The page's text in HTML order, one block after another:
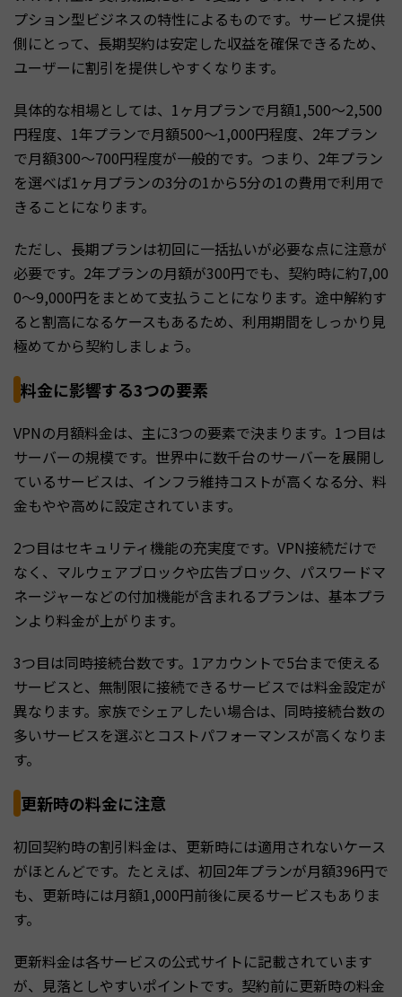
プション型ビジネスの特性によるものです。サービス提供
側にとって、長期契約は安定した収益を確保できるため、
ユーザーに割引を提供しやすくなります。
具体的な相場としては、1ヶ月プランで月額1,500〜2,500
円程度、1年プランで月額500〜1,000円程度、2年プラン
で月額300〜700円程度が一般的です。つまり、2年プラン
を選べば1ヶ月プランの3分の1から5分の1の費用で利用で
きることになります。
ただし、長期プランは初回に一括払いが必要な点に注意が
必要です。2年プランの月額が300円でも、契約時に約7,00
0〜9,000円をまとめて支払うことになります。途中解約す
ると割高になるケースもあるため、利用期間をしっかり見
極めてから契約しましょう。
料金に影響する3つの要素
VPNの月額料金は、主に3つの要素で決まります。1つ目は
サーバーの規模です。世界中に数千台のサーバーを展開し
ているサービスは、インフラ維持コストが高くなる分、料
金もやや高めに設定されています。
2つ目はセキュリティ機能の充実度です。VPN接続だけで
なく、マルウェアブロックや広告ブロック、パスワードマ
ネージャーなどの付加機能が含まれるプランは、基本プラ
ンより料金が上がります。
3つ目は同時接続台数です。1アカウントで5台まで使える
サービスと、無制限に接続できるサービスでは料金設定が
異なります。家族でシェアしたい場合は、同時接続台数の
多いサービスを選ぶとコストパフォーマンスが高くなりま
す。
更新時の料金に注意
初回契約時の割引料金は、更新時には適用されないケース
がほとんどです。たとえば、初回2年プランが月額396円で
も、更新時には月額1,000円前後に戻るサービスもありま
す。
更新料金は各サービスの公式サイトに記載されています
が、見落としやすいポイントです。契約前に更新時の料金